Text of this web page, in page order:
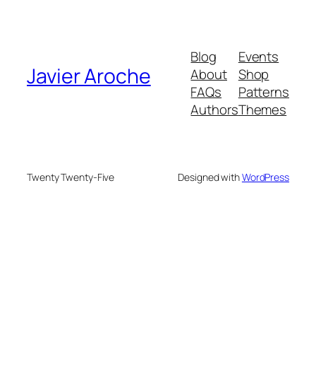
Javier Aroche
Blog
About
FAQs
Authors
Events
Shop
Patterns
Themes
Twenty Twenty-Five Designed withWordPress